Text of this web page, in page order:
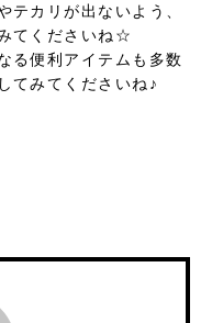
テカリが出ないよう、
てくださいね☆
る便利アイテムも多数
てみてくださいね♪